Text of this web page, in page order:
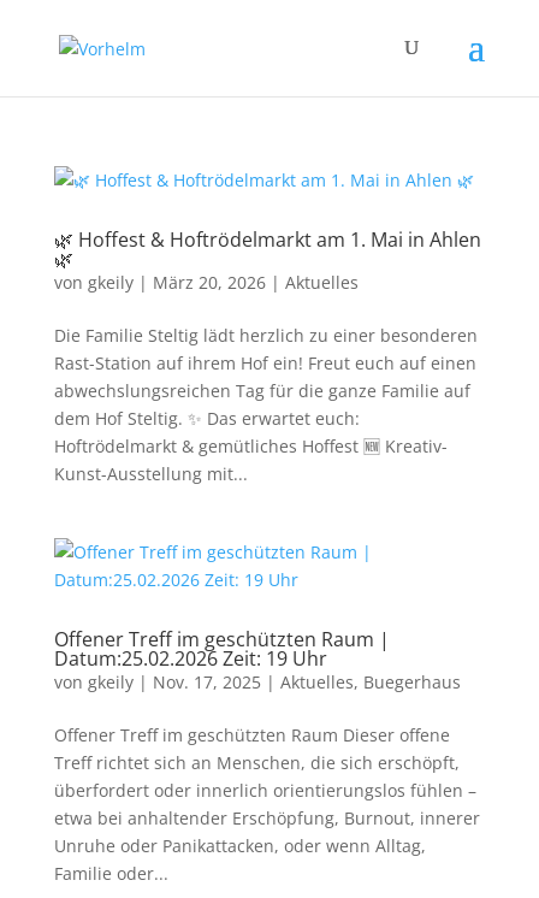
🌿 Hoffest & Hoftrödelmarkt am 1. Mai in Ahlen
🌿
von gkeily| März 20, 2026| Aktuelles
Die Familie Steltig lädt herzlich zu einer besonderen
Rast-Station auf ihrem Hof ein! Freut euch auf einen
abwechslungsreichen Tag für die ganze Familie auf
dem Hof Steltig. ✨ Das erwartet euch:
Hoftrödelmarkt & gemütliches Hoffest 🆕 Kreativ-
Kunst-Ausstellung mit...
Offener Treff im geschützten Raum |
Datum:25.02.2026 Zeit: 19 Uhr
von gkeily| Nov. 17, 2025| Aktuelles, Buegerhaus
Offener Treff im geschützten Raum Dieser offene
Treff richtet sich an Menschen, die sich erschöpft,
überfordert oder innerlich orientierungslos fühlen –
etwa bei anhaltender Erschöpfung, Burnout, innerer
Unruhe oder Panikattacken, oder wenn Alltag,
Familie oder...